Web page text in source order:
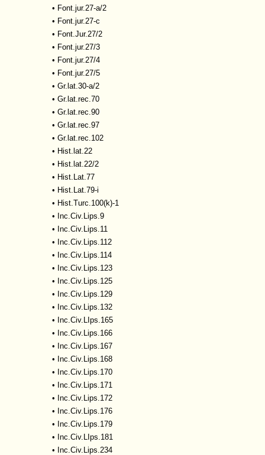
• Font.jur.27-a/2
• Font.jur.27-c
• Font.Jur.27/2
• Font.jur.27/3
• Font.jur.27/4
• Font.jur.27/5
• Gr.lat.30-a/2
• Gr.lat.rec.70
• Gr.lat.rec.90
• Gr.lat.rec.97
• Gr.lat.rec.102
• Hist.lat.22
• Hist.lat.22/2
• Hist.Lat.77
• Hist.Lat.79-i
• Hist.Turc.100(k)-1
• Inc.Civ.Lips.9
• Inc.Civ.Lips.11
• Inc.Civ.Lips.112
• Inc.Civ.Lips.114
• Inc.Civ.Lips.123
• Inc.Civ.Lips.125
• Inc.Civ.Lips.129
• Inc.Civ.Lips.132
• Inc.Civ.LIps.165
• Inc.Civ.Lips.166
• Inc.Civ.Lips.167
• Inc.Civ.Lips.168
• Inc.Civ.Lips.170
• Inc.Civ.Lips.171
• Inc.Civ.Lips.172
• Inc.Civ.Lips.176
• Inc.Civ.Lips.179
• Inc.Civ.LIps.181
• Inc.Civ.Lips.234